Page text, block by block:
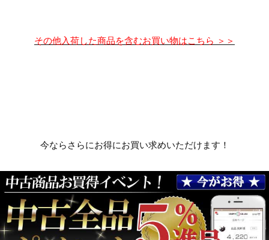
その他入荷した商品を含むお買い物はこちら ＞＞
今ならさらにお得にお買い求めいただけます！